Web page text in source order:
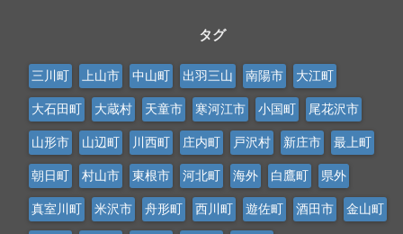
タグ
三川町 上山市 中山町 出羽三山 南陽市 大江町
大石田町 大蔵村 天童市 寒河江市 小国町 尾花沢市
山形市 山辺町 川西町 庄内町 戸沢村 新庄市 最上町
朝日町 村山市 東根市 河北町 海外 白鷹町 県外
真室川町 米沢市 舟形町 西川町 遊佐町 酒田市 金山町